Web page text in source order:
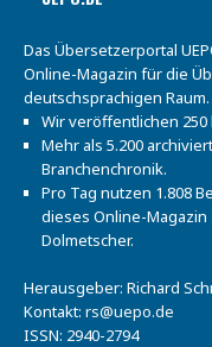
Das Übersetzerportal
Online-Magazin für die
deutschsprachigen Raum.
Wir veröffentlichen 250
Mehr als 5.200
Branchenchronik.
Pro Tag nutzen 1.808
dieses Online-
Dolmetscher.
Herausgeber: Richard
Kontakt: rs@uepo.de
ISSN: 2940-2794